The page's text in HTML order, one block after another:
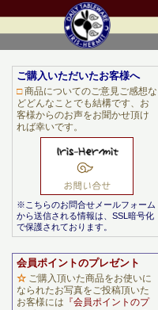
ご購入いただいたお客様へ
□商品についてのご意見ご感想な
どどんなことでも結構です、お
客様からのお声をお聞かせ頂け
れば幸いです。
※こちらのお問合せメールフォーム
から送信される情報は、SSL暗号化
で保護されております。
会員ポイントのプレゼント
☆ ご購入頂いた商品をお使いに
なられたお写真をご投稿頂いた
お客様には 『会員ポイントのプ